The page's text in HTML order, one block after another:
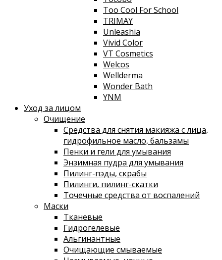
Too Cool For School
TRIMAY
Unleashia
Vivid Color
VT Cosmetics
Welcos
Wellderma
Wonder Bath
YNM
Уход за лицом
Очищение
Средства для снятия макияжа с лица,
гидрофильное масло, бальзамы
Пенки и гели для умывания
Энзимная пудра для умывания
Пилинг-пэды, скрабы
Пилинги, пилинг-скатки
Точечные средства от воспалений
Маски
Тканевые
Гидрогелевые
Альгинантные
Очищающие смываемые